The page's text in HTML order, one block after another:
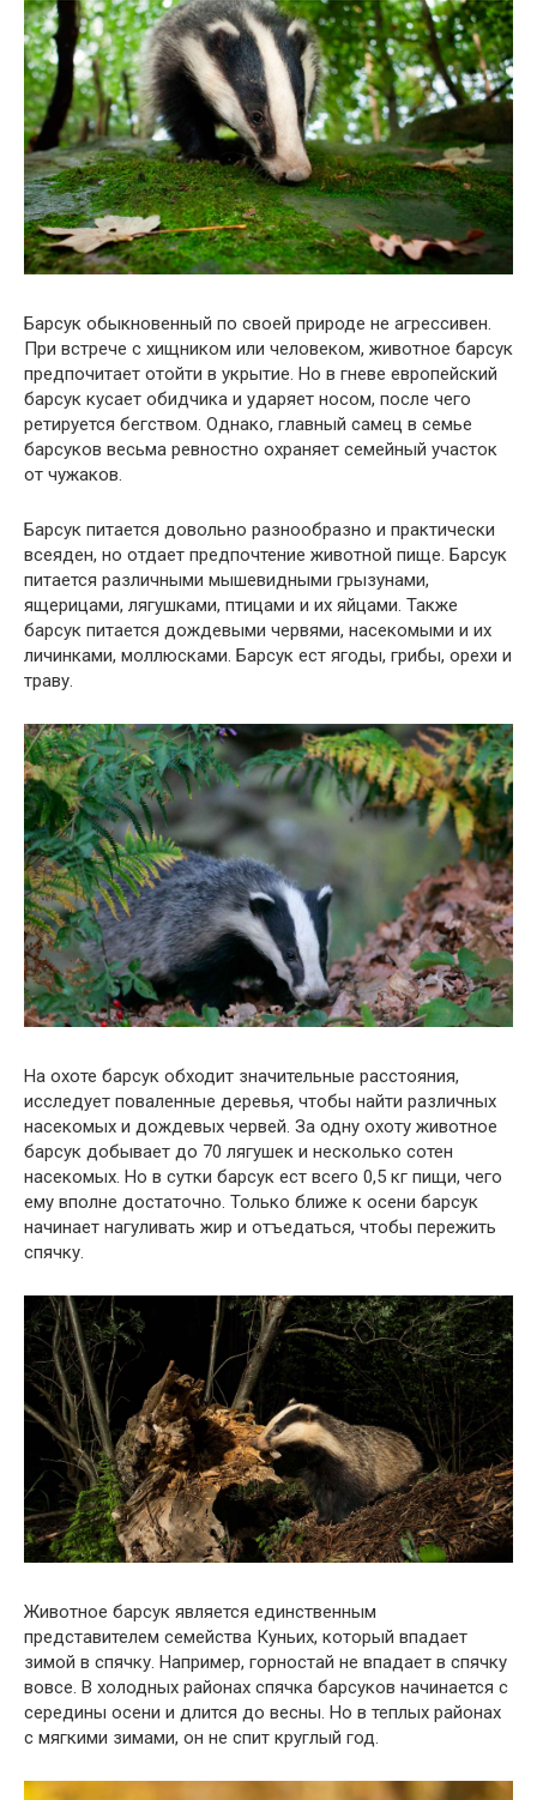
Барсук обыкновенный по своей природе не агрессивен.
При встрече с хищником или человеком, животное барсук
предпочитает отойти в укрытие. Но в гневе европейский
барсук кусает обидчика и ударяет носом, после чего
ретируется бегством. Однако, главный самец в семье
барсуков весьма ревностно охраняет семейный участок
от чужаков.
Барсук питается довольно разнообразно и практически
всеяден, но отдает предпочтение животной пище. Барсук
питается различными мышевидными грызунами,
ящерицами, лягушками, птицами и их яйцами. Также
барсук питается дождевыми червями, насекомыми и их
личинками, моллюсками. Барсук ест ягоды, грибы, орехи и
траву.
На охоте барсук обходит значительные расстояния,
исследует поваленные деревья, чтобы найти различных
насекомых и дождевых червей. За одну охоту животное
барсук добывает до 70 лягушек и несколько сотен
насекомых. Но в сутки барсук ест всего 0,5 кг пищи, чего
ему вполне достаточно. Только ближе к осени барсук
начинает нагуливать жир и отъедаться, чтобы пережить
спячку.
Животное барсук является единственным
представителем семейства Куньих, который впадает
зимой в спячку. Например, горностай не впадает в спячку
вовсе. В холодных районах спячка барсуков начинается с
середины осени и длится до весны. Но в теплых районах
с мягкими зимами, он не спит круглый год.